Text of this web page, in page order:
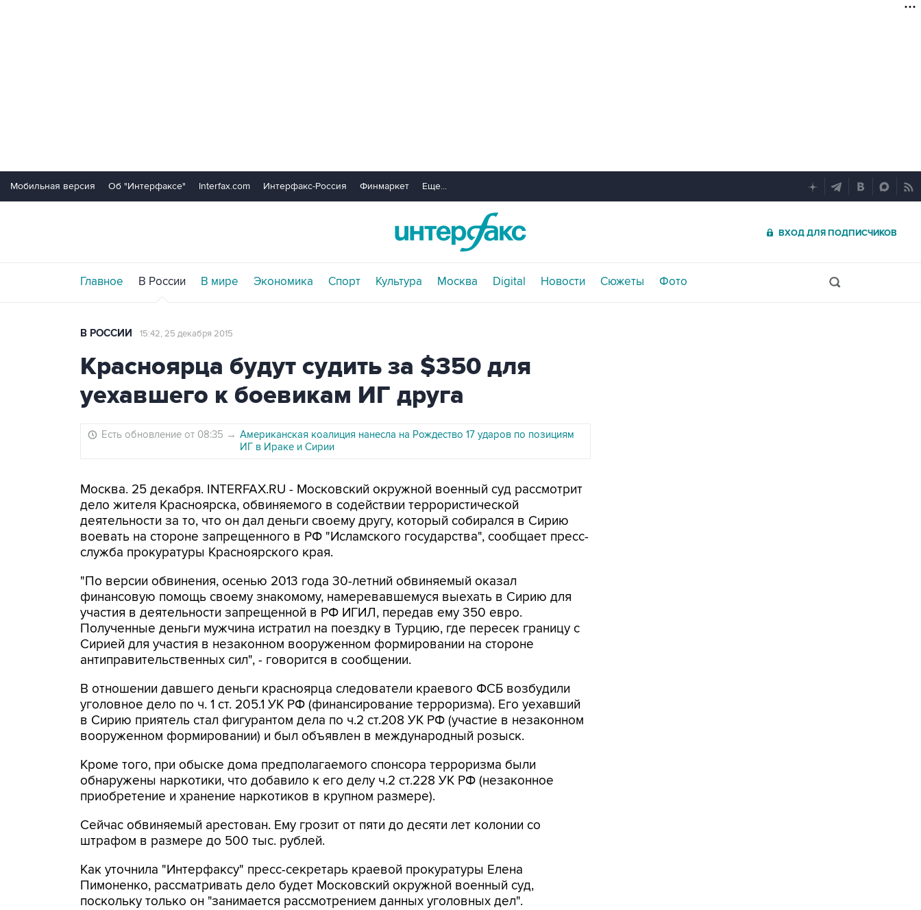
Мобильная версия Об "Интерфаксе" Interfax.com Интерфакс-Россия Финмаркет Еще...
ВХОД ДЛЯ ПОДПИСЧИКОВ
Главное В России В мире Экономика Спорт Культура Москва Digital Новости Сюжеты Фото
В РОССИИ 15:42, 25 декабря 2015
Красноярца будут судить за $350 для
уехавшего к боевикам ИГ друга
Есть обновление от 08:35 → Американская коалиция нанесла на Рождество 17 ударов по позициям
ИГ в Ираке и Сирии
Москва. 25 декабря. INTERFAX.RU - Московский окружной военный суд рассмотрит
дело жителя Красноярска, обвиняемого в содействии террористической
деятельности за то, что он дал деньги своему другу, который собирался в Сирию
воевать на стороне запрещенного в РФ "Исламского государства", сообщает пресс-
служба прокуратуры Красноярского края.
"По версии обвинения, осенью 2013 года 30-летний обвиняемый оказал
финансовую помощь своему знакомому, намеревавшемуся выехать в Сирию для
участия в деятельности запрещенной в РФ ИГИЛ, передав ему 350 евро.
Полученные деньги мужчина истратил на поездку в Турцию, где пересек границу с
Сирией для участия в незаконном вооруженном формировании на стороне
антиправительственных сил", - говорится в сообщении.
В отношении давшего деньги красноярца следователи краевого ФСБ возбудили
уголовное дело по ч. 1 ст. 205.1 УК РФ (финансирование терроризма). Его уехавший
в Сирию приятель стал фигурантом дела по ч.2 ст.208 УК РФ (участие в незаконном
вооруженном формировании) и был объявлен в международный розыск.
Кроме того, при обыске дома предполагаемого спонсора терроризма были
обнаружены наркотики, что добавило к его делу ч.2 ст.228 УК РФ (незаконное
приобретение и хранение наркотиков в крупном размере).
Сейчас обвиняемый арестован. Ему грозит от пяти до десяти лет колонии со
штрафом в размере до 500 тыс. рублей.
Как уточнила "Интерфаксу" пресс-секретарь краевой прокуратуры Елена
Пимоненко, рассматривать дело будет Московский окружной военный суд,
поскольку только он "занимается рассмотрением данных уголовных дел".